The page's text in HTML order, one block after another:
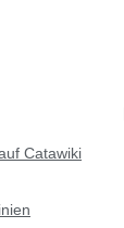
Catawiki